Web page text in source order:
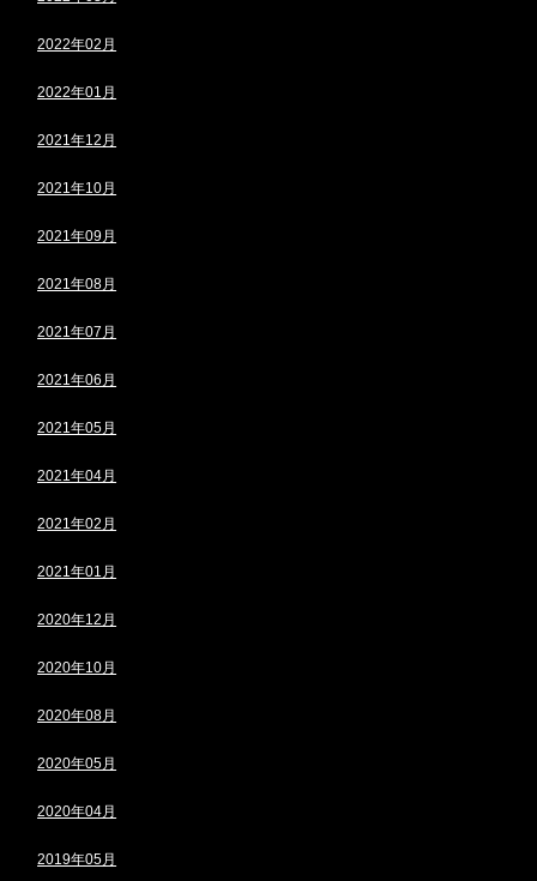
2022年02月
2022年01月
2021年12月
2021年10月
2021年09月
2021年08月
2021年07月
2021年06月
2021年05月
2021年04月
2021年02月
2021年01月
2020年12月
2020年10月
2020年08月
2020年05月
2020年04月
2019年05月